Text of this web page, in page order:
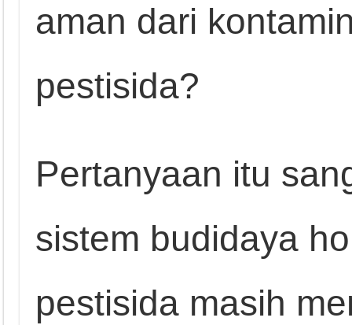
aman dari
pestisida?
Pertanyaan itu
sistem budidaya
pestisida masih